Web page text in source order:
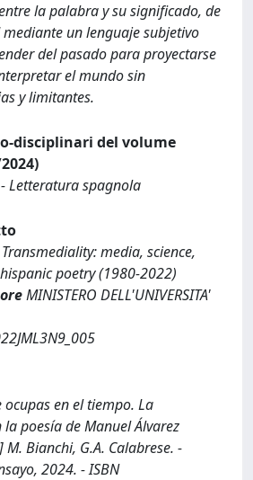
la palabra y su significado, de
un lenguaje subjetivo
del pasado para proyectarse
el mundo sin
y limitantes.
disciplinari del volume
Letteratura spagnola
Transmediality: media, science,
poetry (1980-2022)
MINISTERO DELL'UNIVERSITA'
en el tiempo. La
poesía de Manuel Álvarez
Bianchi, G.A. Calabrese. -
2024. - ISBN